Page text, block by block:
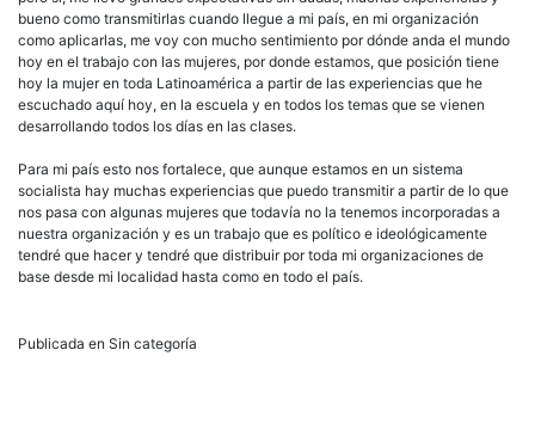
bueno como transmitirlas cuando llegue a mi país, en mi organización
como aplicarlas, me voy con mucho sentimiento por dónde anda el mundo
hoy en el trabajo con las mujeres, por donde estamos, que posición tiene
hoy la mujer en toda Latinoamérica a partir de las experiencias que he
escuchado aquí hoy, en la escuela y en todos los temas que se vienen
desarrollando todos los días en las clases.
Para mi país esto nos fortalece, que aunque estamos en un sistema
socialista hay muchas experiencias que puedo transmitir a partir de lo que
nos pasa con algunas mujeres que todavía no la tenemos incorporadas a
nuestra organización y es un trabajo que es político e ideológicamente
tendré que hacer y tendré que distribuir por toda mi organizaciones de
base desde mi localidad hasta como en todo el país.
Publicada en Sin categoría